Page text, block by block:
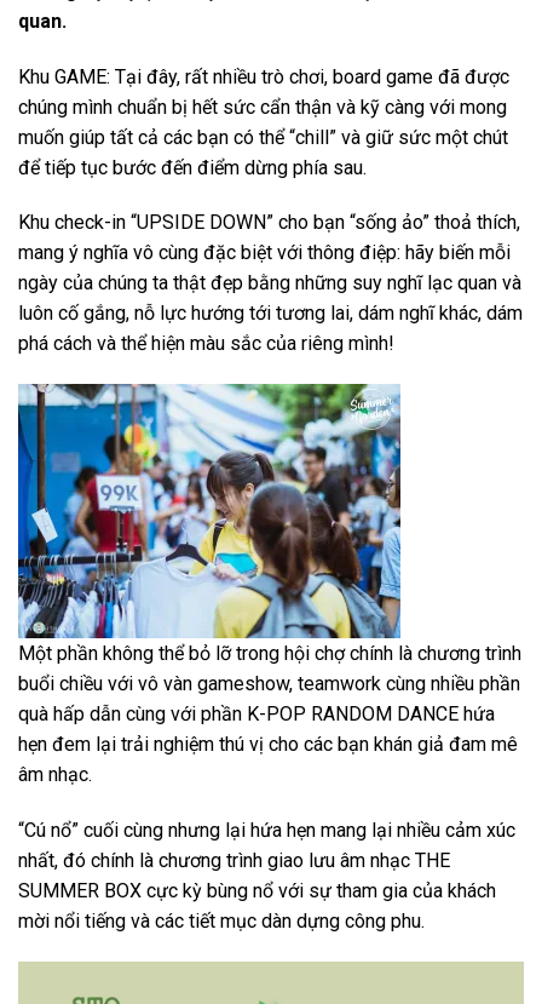
quan.
Khu GAME: Tại đây, rất nhiều trò chơi, board game đã được
chúng mình chuẩn bị hết sức cẩn thận và kỹ càng với mong
muốn giúp tất cả các bạn có thể “chill” và giữ sức một chút
để tiếp tục bước đến điểm dừng phía sau.
Khu check-in “UPSIDE DOWN” cho bạn “sống ảo” thoả thích,
mang ý nghĩa vô cùng đặc biệt với thông điệp: hãy biến mỗi
ngày của chúng ta thật đẹp bằng những suy nghĩ lạc quan và
luôn cố gắng, nỗ lực hướng tới tương lai, dám nghĩ khác, dám
phá cách và thể hiện màu sắc của riêng mình!
Một phần không thể bỏ lỡ trong hội chợ chính là chương trình
buổi chiều với vô vàn gameshow, teamwork cùng nhiều phần
quà hấp dẫn cùng với phần K-POP RANDOM DANCE hứa
hẹn đem lại trải nghiệm thú vị cho các bạn khán giả đam mê
âm nhạc.
“Cú nổ” cuối cùng nhưng lại hứa hẹn mang lại nhiều cảm xúc
nhất, đó chính là chương trình giao lưu âm nhạc THE
SUMMER BOX cực kỳ bùng nổ với sự tham gia của khách
mời nổi tiếng và các tiết mục dàn dựng công phu.